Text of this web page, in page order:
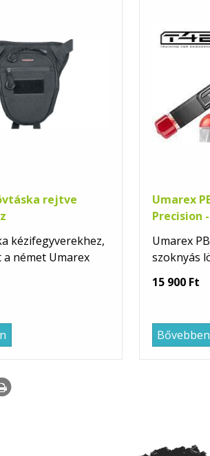
rejtve
kézifegyverekhez,
a német Umarex
Umarex
Precision
Umarex
szoknyás
15 900 Ft
Bővebben